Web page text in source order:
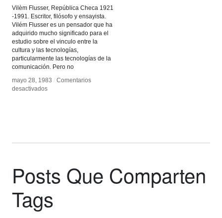
Vilèm Flusser, República Checa 1921
-1991. Escritor, filósofo y ensayista.
Vilém Flusser es un pensador que ha
adquirido mucho significado para el
estudio sobre el vinculo entre la
cultura y las tecnologías,
particularmente las tecnologías de la
comunicación. Pero no
mayo 28, 1983 / Comentarios
desactivadosen
mayo 28, 1983 / Comentarios
desactivadosen
Posts Que Comparten
Tags